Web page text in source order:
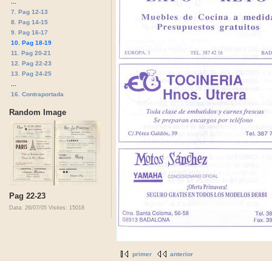
7. Pag 12-13
8. Pag 14-15
9. Pag 16-17
10. Pag 18-19
11. Pag 20-21
12. Pag 22-23
13. Pag 24-25
16. Contraportada
Random Image
Pag 22-23
Data: 26/07/05 Visites: 15018
primer anterior